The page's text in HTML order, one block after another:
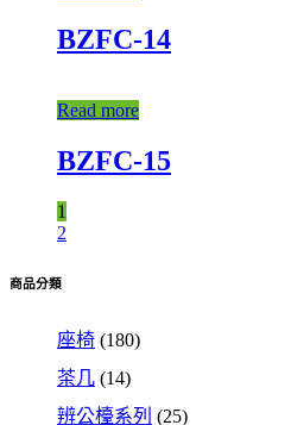
BZFC-14
Read more
BZFC-15
1
2
商品分類
座椅 (180)
茶几 (14)
辨公檯系列 (25)